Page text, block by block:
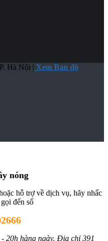
Hà Nội | Xem Bản đồ
nóng
hỗ trợ về dịch vụ, hãy nhấc
đến số
20h hàng ngày. Địa chỉ 391